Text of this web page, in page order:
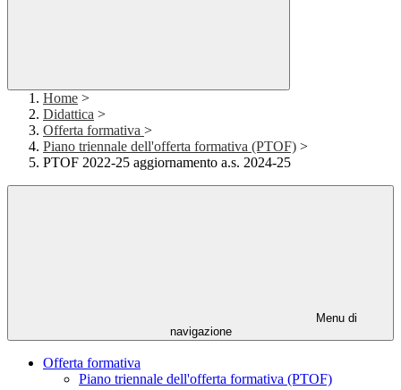
Home >
Didattica >
Offerta formativa >
Piano triennale dell'offerta formativa (PTOF) >
PTOF 2022-25 aggiornamento a.s. 2024-25
Menu di
navigazione
Offerta formativa
Piano triennale dell'offerta formativa (PTOF)